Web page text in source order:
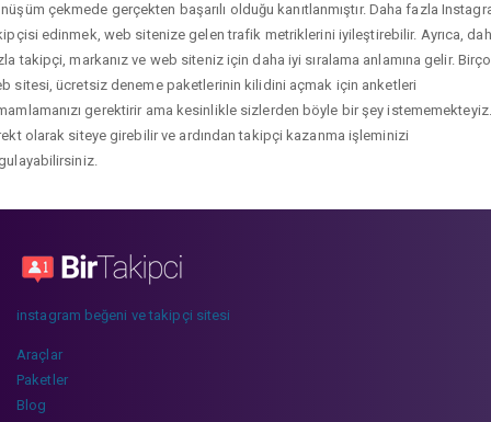
çekmede gerçekten başarılı olduğu kanıtlanmıştır. Daha fazla
edinmek, web sitenize gelen trafik metriklerini iyileştirebilir. Ayrıca,
takipçi, markanız ve web siteniz için daha iyi sıralama anlamına gelir.
sitesi, ücretsiz deneme paketlerinin kilidini açmak için anketleri
gerektirir ama kesinlikle sizlerden böyle bir şey istememekteyiz.
olarak siteye girebilir ve ardından takipçi kazanma işleminizi
instagram beğeni ve takipçi sitesi
Araçlar
Paketler
Blog